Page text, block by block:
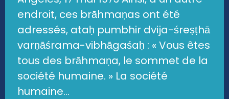
endroit, ces brāhmaṇas ont été
adressés, ataḥ pumbhir dvija-śreṣṭhā
varṇāśrama-vibhāgaśaḥ : « Vous êtes
tous des brāhmaṇa, le sommet de la
société humaine. » La société
humaine...